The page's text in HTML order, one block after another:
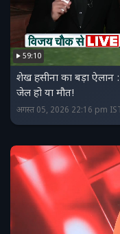
59:10
शेख हसीना का बड़ा ऐलान :
जेल हो या मौत!
अगस्त 05, 2026 22:16 pm